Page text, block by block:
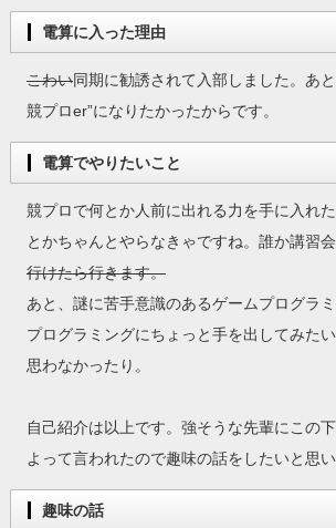
電算に入った理由
こわい同期に勧誘されて入部しました。あ
競プロer”になりたかったからです。
電算でやりたいこと
競プロで何とか人前に出れる力を手に入れ
とかちゃんとやらなきゃですね。誰か講習会
行けたら行きます。
あと、謎に苦手意識のあるゲームプログラ
プログラミングにちょっと手を出してみた
思わなかったり。
自己紹介は以上です。強そうな先輩にこの
よって言われたので趣味の話をしたいと思
趣味の話